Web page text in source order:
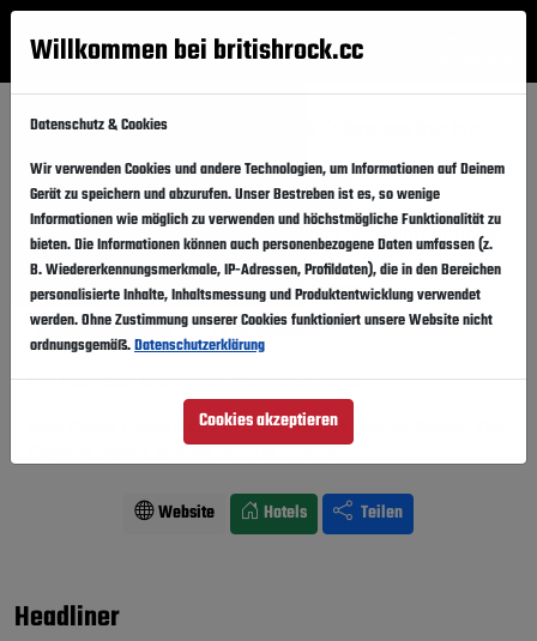
Menü
Startseite Festivals
Forbidden Fruit 2012 Folgen
Irland, Republik, Dublin, Irish Museum Grounds
Samstag,02.06.2012-Montag, 04.06.2012
Vergangener Event
Für Fans von: Alternative . Electronic . Indie
New Order, Death Cab For Cutie, Beirut, Booka Shade, The
Website Hotels Teilen
Headliner
Willkommen bei britishrock.cc
Datenschutz & Cookies
Wir verwenden Cookies und andere Technologien, um Informationen auf Deinem
Gerät zu speichern und abzurufen. Unser Bestreben ist es, so wenige
Informationen wie möglich zu verwenden und höchstmögliche Funktionalität zu
bieten. Die Informationen können auch personenbezogene Daten umfassen (z.
B. Wiedererkennungsmerkmale, IP-Adressen, Profildaten), die in den Bereichen
personalisierte Inhalte, Inhaltsmessung und Produktentwicklung verwendet
werden. Ohne Zustimmung unserer Cookies funktioniert unsere Website nicht
ordnungsgemäß.Datenschutzerklärung
Cookies akzeptieren